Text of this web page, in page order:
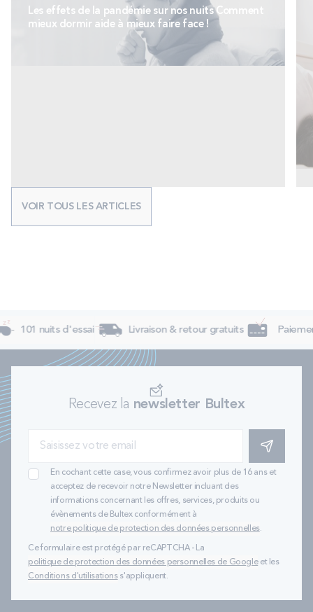
Les effets de la pandémie sur nos nuits Comment
mieux dormir aide à mieux faire face !
VOIR TOUS LES ARTICLES
101 nuits d'essai Livraison & retour gratuits
Recevez la newsletter Bultex
S'INSCRIRE
En cochant cette case, vous confirmez avoir plus de 16 ans et
acceptez de recevoir notre Newsletter incluant des
informations concernant les offres, services, produits ou
évènements de Bultex conformément à
notre politique de protection des données personnelles.
Ce formulaire est protégé par reCAPTCHA - La
politique de protection des données personnelles de Googleet les
Conditions d'utilisationss'appliquent.